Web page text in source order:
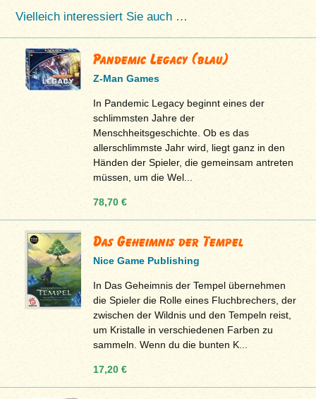
Vielleich interessiert Sie auch …
Pandemic Legacy (blau)
Z-Man Games
In Pandemic Legacy beginnt eines der
schlimmsten Jahre der
Menschheitsgeschichte. Ob es das
allerschlimmste Jahr wird, liegt ganz in den
Händen der Spieler, die gemeinsam antreten
müssen, um die Wel...
78,70 €
Das Geheimnis der Tempel
Nice Game Publishing
In Das Geheimnis der Tempel übernehmen
die Spieler die Rolle eines Fluchbrechers, der
zwischen der Wildnis und den Tempeln reist,
um Kristalle in verschiedenen Farben zu
sammeln. Wenn du die bunten K...
17,20 €